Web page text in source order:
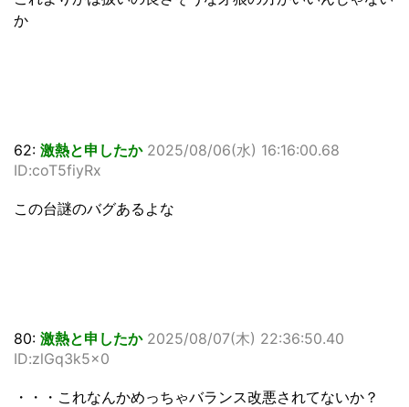
か
62: 激熱と申したか 2025/08/06(水) 16:16:00.68
ID:coT5fiyRx
この台謎のバグあるよな
80: 激熱と申したか 2025/08/07(木) 22:36:50.40
ID:zlGq3k5x0
・・・これなんかめっちゃバランス改悪されてないか？